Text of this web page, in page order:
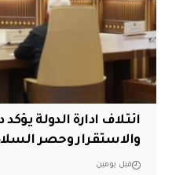
ائتلاف ادارة الدولة
والاستقرار وحصر
قبل يومين